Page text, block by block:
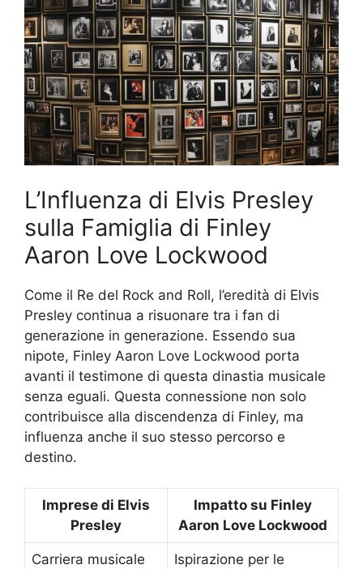
L’Influenza di Elvis Presley
sulla Famiglia di Finley
Aaron Love Lockwood
Come il Re del Rock and Roll, l’eredità di Elvis
Presley continua a risuonare tra i fan di
generazione in generazione. Essendo sua
nipote, Finley Aaron Love Lockwood porta
avanti il testimone di questa dinastia musicale
senza eguali. Questa connessione non solo
contribuisce alla discendenza di Finley, ma
influenza anche il suo stesso percorso e
destino.
Imprese di Elvis
Presley
Impatto su Finley
Aaron Love Lockwood
Carriera musicale
Ispirazione per le